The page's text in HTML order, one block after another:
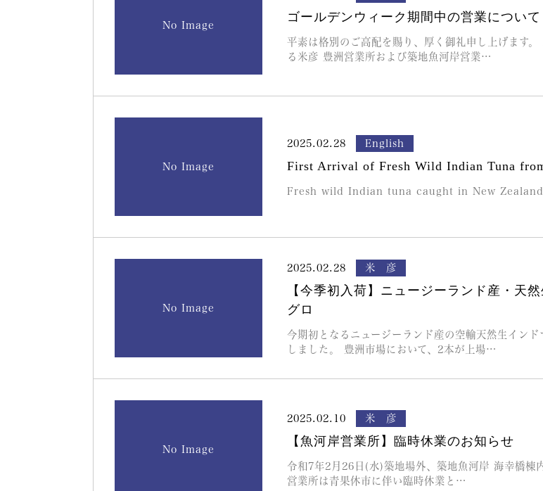
No Image
ゴールデンウィーク期間中の営業について
平素は格別のご高配を賜り、厚く御礼申し上げます。
る米彦 豊洲営業所および築地魚河岸営業…
No Image
2025.02.28 English
First Arrival of Fresh Wild Indian Tuna
Fresh wild Indian tuna caught in New
No Image
2025.02.28 米 彦
【今季初入荷】ニュージーランド産・天
グロ
今期初となるニュージーランド産の空輸天然生インド
しました。 豊洲市場において、2本が上場…
No Image
2025.02.10 米 彦
【魚河岸営業所】臨時休業のお知らせ
令和7年2月26日(水)築地場外、築地魚河岸 海幸橋棟
営業所は青果休市に伴い臨時休業と…